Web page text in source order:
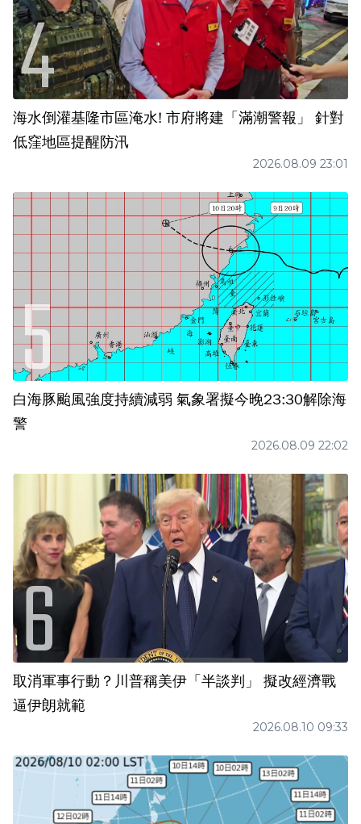
海水倒灌基隆市區淹水! 市府將建「滿潮警報」 針對
低窪地區提醒防汛
2026.08.09 23:01
白海豚颱風強度持續減弱 氣象署擬今晚23:30解除海
警
2026.08.09 22:02
取消軍事行動？川普稱美伊「半談判」 擬改經濟戰
逼伊朗就範
2026.08.10 09:33